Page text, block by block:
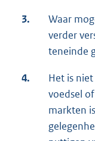
3.
Waar
verder
teneinde
4.
Het is
voedsel
markten